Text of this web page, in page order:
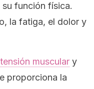
función física.
la fatiga, el dolor y
tensión muscular y
proporciona la